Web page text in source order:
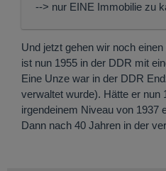
--> nur EINE Immobilie zu
Und jetzt gehen wir noch
ist nun 1955 in der DDR mit
Eine Unze war in der DDR
verwaltet wurde). Hätte er nun
irgendeinem Niveau von 1937
Dann nach 40 Jahren in der